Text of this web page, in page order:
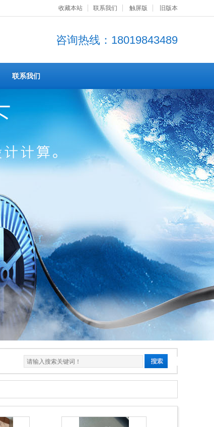
收藏本站 联系我们 触屏版 旧版本
咨询热线：18019843489
联系我们